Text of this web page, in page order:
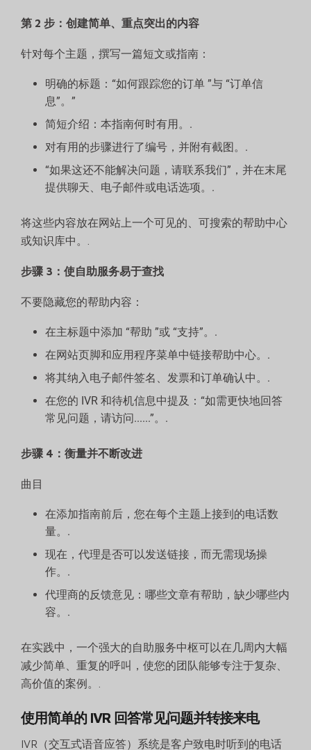
第 2 步：创建简单、重点突出的内容
针对每个主题，撰写一篇短文或指南：
明确的标题：“如何跟踪您的订单 ”与 “订单信
息”。”
简短介绍：本指南何时有用。.
对有用的步骤进行了编号，并附有截图。.
“如果这还不能解决问题，请联系我们”，并在末尾
提供聊天、电子邮件或电话选项。.
将这些内容放在网站上一个可见的、可搜索的帮助中心
或知识库中。.
步骤 3：使自助服务易于查找
不要隐藏您的帮助内容：
在主标题中添加 “帮助 ”或 “支持”。.
在网站页脚和应用程序菜单中链接帮助中心。.
将其纳入电子邮件签名、发票和订单确认中。.
在您的 IVR 和待机信息中提及：“如需更快地回答
常见问题，请访问......”。.
步骤 4：衡量并不断改进
曲目
在添加指南前后，您在每个主题上接到的电话数
量。.
现在，代理是否可以发送链接，而无需现场操
作。.
代理商的反馈意见：哪些文章有帮助，缺少哪些内
容。.
在实践中，一个强大的自助服务中枢可以在几周内大幅
减少简单、重复的呼叫，使您的团队能够专注于复杂、
高价值的案例。.
使用简单的 IVR 回答常见问题并转接来电
IVR（交互式语音应答）系统是客户致电时听到的电话